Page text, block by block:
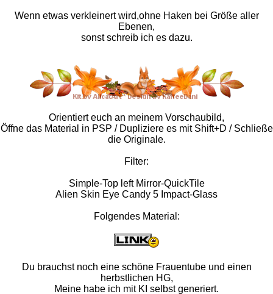
Wenn etwas verkleinert wird,ohne Haken bei Größe aller
Ebenen,
sonst schreib ich es dazu.
Orientiert euch an meinem Vorschaubild,
Öffne das Material in PSP / Dupliziere es mit Shift+D / Schließe
die Originale.
Filter:
Simple-Top left Mirror-QuickTile
Alien Skin Eye Candy 5 Impact-Glass
Folgendes Material:
Du brauchst noch eine schöne Frauentube und einen
herbstlichen HG,
Meine habe ich mit KI selbst generiert.